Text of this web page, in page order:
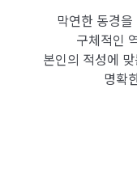
막연한 동경
구체적인
본인의 적성에
명확